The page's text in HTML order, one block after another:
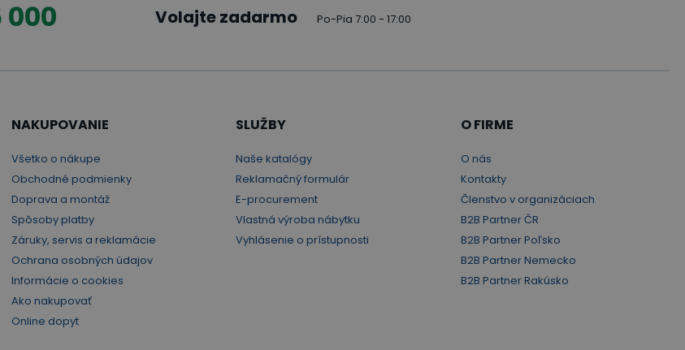
000 Volajte zadarmo Po-Pia 7:00 - 17:00
NAKUPOVANIE
Všetko o nákupe
Obchodné podmienky
Doprava a montáž
Spôsoby platby
Záruky, servis a reklamácie
Ochrana osobných údajov
Informácie o cookies
Ako nakupovať
Online dopyt
SLUŽBY
Naše katalógy
Reklamačný formulár
E-procurement
Vlastná výroba nábytku
Vyhlásenie o prístupnosti
O FIRME
O nás
Kontakty
Členstvo v organizáciach
B2B Partner ČR
B2B Partner Poľsko
B2B Partner Nemecko
B2B Partner Rakúsko